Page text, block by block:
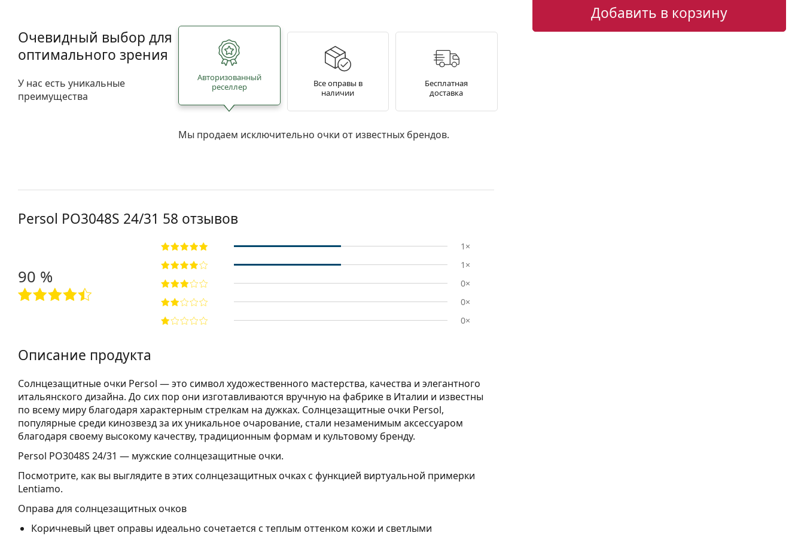
Добавить в корзину
Очевидный выбор для
оптимального зрения
У нас есть уникальные
преимущества
Авторизованный
реселлер
Все оправы в
наличии
Бесплатная
доставка
Мы продаем исключительно очки от известных брендов.
Persol PO3048S 24/31 58 отзывов
90 %
1×
1×
0×
0×
0×
Описание продукта
Солнцезащитные очки Persol — это символ художественного мастерства, качества и элегантного
итальянского дизайна. До сих пор они изготавливаются вручную на фабрике в Италии и известны
по всему миру благодаря характерным стрелкам на дужках. Солнцезащитные очки Persol,
популярные среди кинозвезд за их уникальное очарование, стали незаменимым аксессуаром
благодаря своему высокому качеству, традиционным формам и культовому бренду.
Persol PO3048S 24/31 — мужские солнцезащитные очки.
Посмотрите, как вы выглядите в этих солнцезащитных очках с функцией виртуальной примерки
Lentiamo.
Оправа для солнцезащитных очков
Коричневый цвет оправы идеально сочетается с теплым оттенком кожи и светлыми